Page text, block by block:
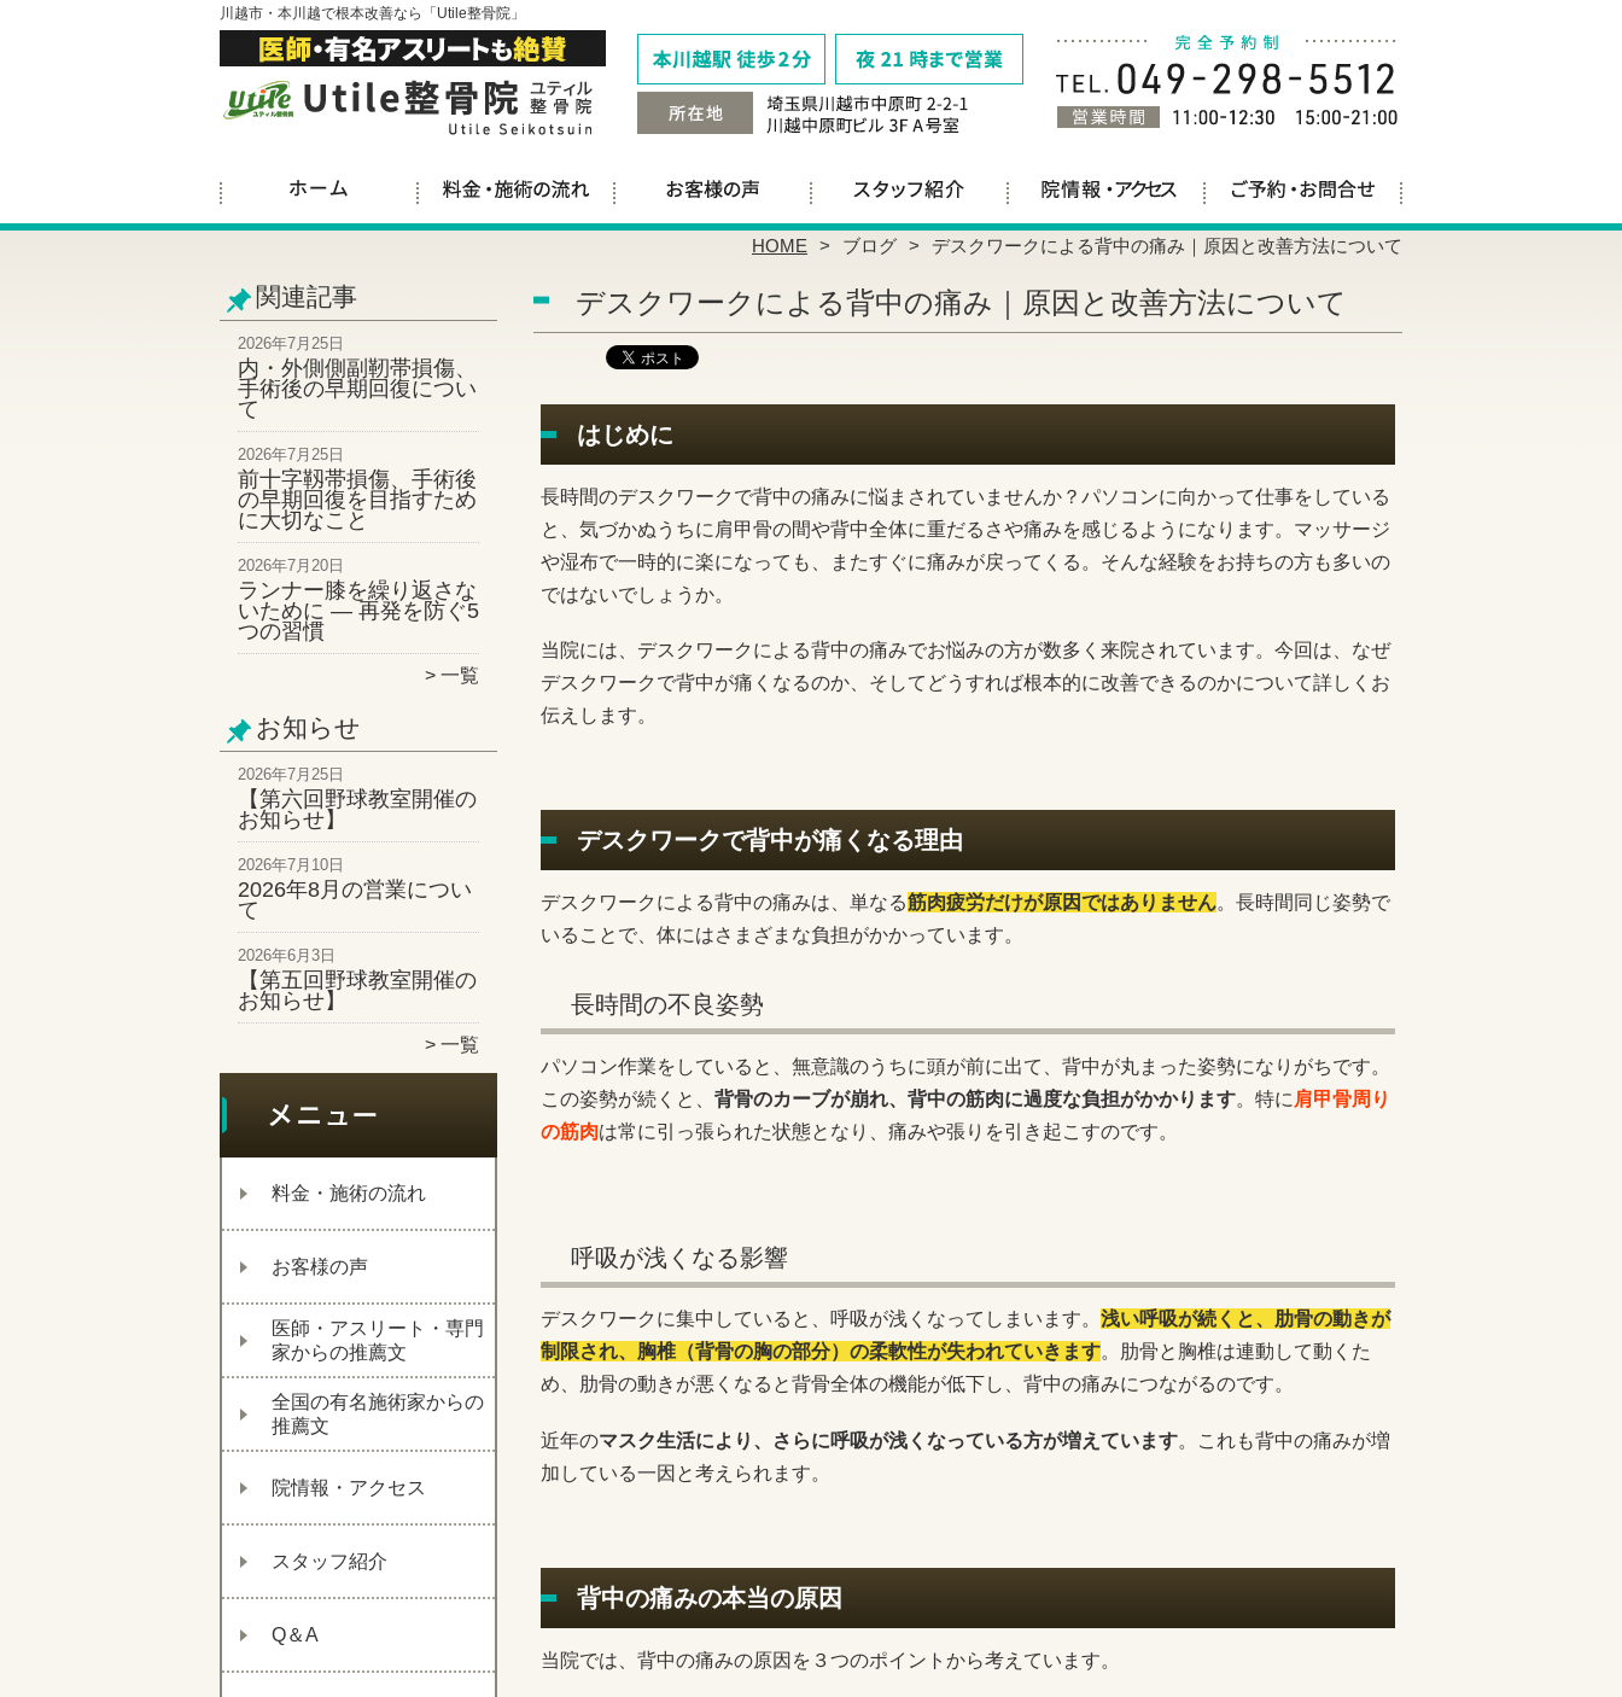
川越市・本川越で根本改善なら「Utile整骨院」
HOME ブログ デスクワークによる背中の痛み｜原因と改善方法について
関連記事
2026年7月25日
内・外側側副靭帯損傷、
手術後の早期回復につい
て
2026年7月25日
前十字靱帯損傷、手術後
の早期回復を目指すため
に大切なこと
2026年7月20日
ランナー膝を繰り返さな
いために ― 再発を防ぐ5
つの習慣
一覧
お知らせ
2026年7月25日
【第六回野球教室開催の
お知らせ】
2026年7月10日
2026年8月の営業につい
て
2026年6月3日
【第五回野球教室開催の
お知らせ】
一覧
料金・施術の流れ
お客様の声
医師・アスリート・専門
家からの推薦文
全国の有名施術家からの
推薦文
院情報・アクセス
スタッフ紹介
Q＆A
デスクワークによる背中の痛み｜原因と改善方法について
はじめに
長時間のデスクワークで背中の痛みに悩まされていませんか？パソコンに向かって仕事をしている
と、気づかぬうちに肩甲骨の間や背中全体に重だるさや痛みを感じるようになります。マッサージ
や湿布で一時的に楽になっても、またすぐに痛みが戻ってくる。そんな経験をお持ちの方も多いの
ではないでしょうか。
当院には、デスクワークによる背中の痛みでお悩みの方が数多く来院されています。今回は、なぜ
デスクワークで背中が痛くなるのか、そしてどうすれば根本的に改善できるのかについて詳しくお
伝えします。
デスクワークで背中が痛くなる理由
デスクワークによる背中の痛みは、単なる筋肉疲労だけが原因ではありません。長時間同じ姿勢で
いることで、体にはさまざまな負担がかかっています。
長時間の不良姿勢
パソコン作業をしていると、無意識のうちに頭が前に出て、背中が丸まった姿勢になりがちです。
この姿勢が続くと、 背骨のカーブが崩れ、背中の筋肉に過度な負担がかかります。特に 肩甲骨周り
の筋肉は常に引っ張られた状態となり、痛みや張りを引き起こすのです。
呼吸が浅くなる影響
デスクワークに集中していると、呼吸が浅くなってしまいます。 浅い呼吸が続くと、肋骨の動きが
制限され、胸椎（背骨の胸の部分）の柔軟性が失われていきます。肋骨と胸椎は連動して動くた
め、肋骨の動きが悪くなると背骨全体の機能が低下し、背中の痛みにつながるのです。
近年のマスク生活により、さらに呼吸が浅くなっている方が増えています。これも背中の痛みが増
加している一因と考えられます。
背中の痛みの本当の原因
当院では、背中の痛みの原因を３つのポイントから考えています。